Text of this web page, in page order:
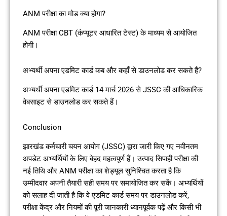
ANM परीक्षा का मोड क्या होगा?
ANM परीक्षा CBT (कंप्यूटर आधारित टेस्ट) के माध्यम से आयोजित
होगी।
अभ्यर्थी अपना एडमिट कार्ड कब और कहाँ से डाउनलोड कर सकते हैं?
अभ्यर्थी अपना एडमिट कार्ड 14 मार्च 2026 से JSSC की आधिकारिक
वेबसाइट से डाउनलोड कर सकते हैं।
Conclusion
झारखंड कर्मचारी चयन आयोग (JSSC) द्वारा जारी किए गए नवीनतम
अपडेट अभ्यर्थियों के लिए बेहद महत्वपूर्ण हैं। उत्पाद सिपाही परीक्षा की
नई तिथि और ANM परीक्षा का शेड्यूल सुनिश्चित करता है कि
उम्मीदवार अपनी तैयारी सही समय पर समायोजित कर सकें। अभ्यर्थियों
को सलाह दी जाती है कि वे एडमिट कार्ड समय पर डाउनलोड करें,
परीक्षा केंद्र और नियमों की पूरी जानकारी ध्यानपूर्वक पढ़ें और किसी भी